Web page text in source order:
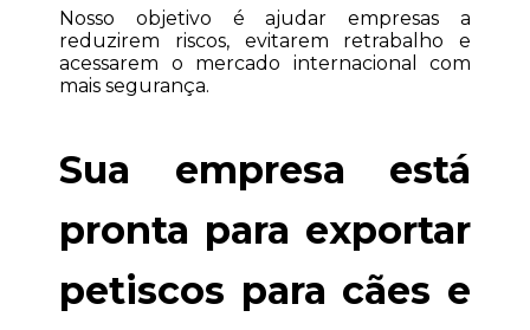
Nosso objetivo é ajudar empresas a
reduzirem riscos, evitarem retrabalho e
acessarem o mercado internacional com
mais segurança.
Sua empresa está
pronta para exportar
petiscos para cães e